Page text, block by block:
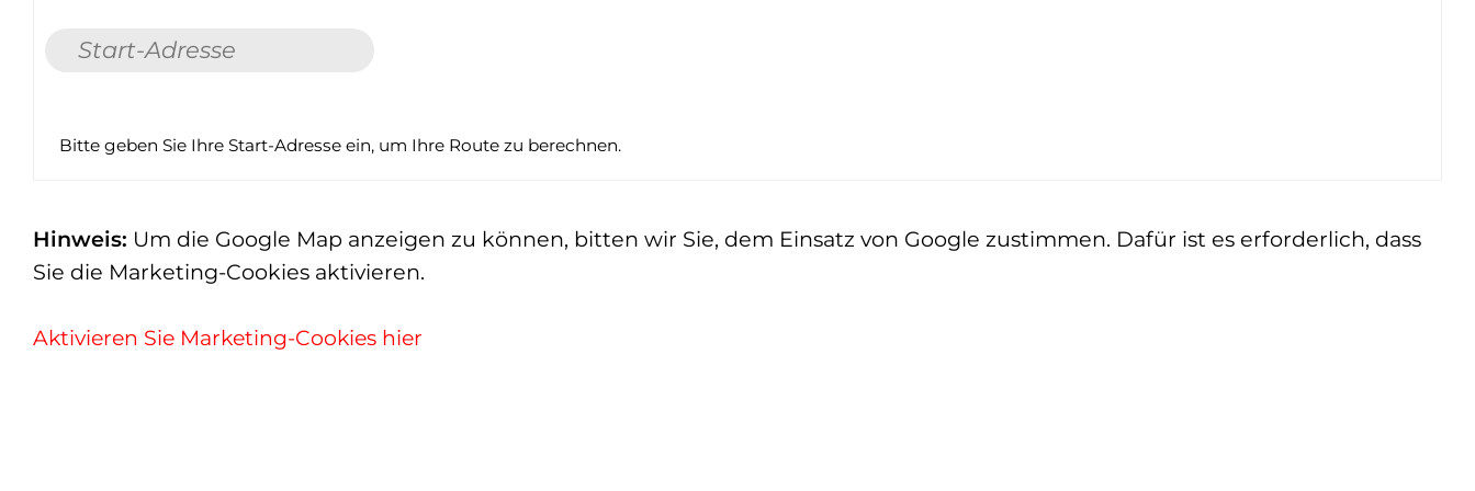
Bitte geben Sie Ihre Start-Adresse ein, um Ihre Route zu berechnen.
Hinweis: Um die Google Map anzeigen zu können, bitten wir Sie, dem Einsatz von Google zustimmen. Dafür ist es erforderlich, dass
Sie die Marketing-Cookies aktivieren.
Aktivieren Sie Marketing-Cookies hier